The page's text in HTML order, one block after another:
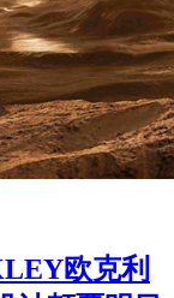
欧克利